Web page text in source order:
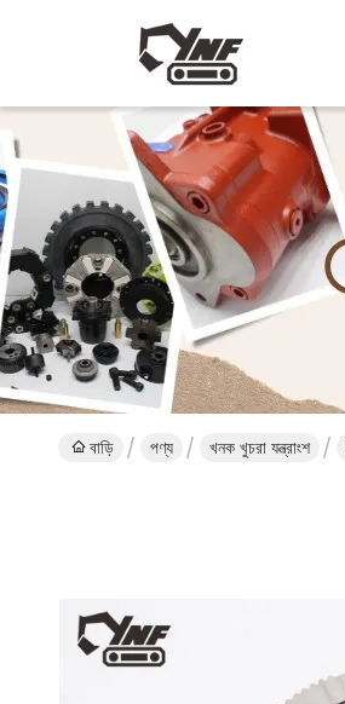
বাড়ি পণ্য খনক খুচরা যন্ত্রাংশ